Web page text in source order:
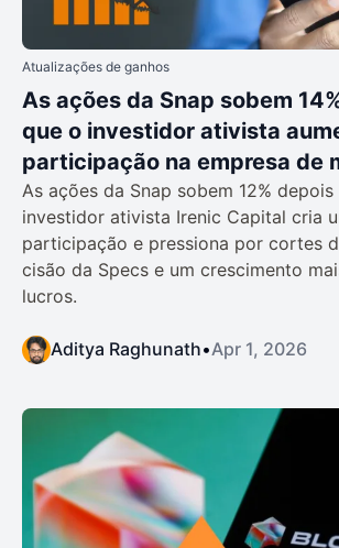
Atualizações de ganhos
As ações da Snap sobem
que o investidor ativista
participação na empresa de
As ações da Snap sobem 12% depois
investidor ativista Irenic Capital cria
participação e pressiona por cortes
cisão da Specs e um crescimento
lucros.
Aditya Raghunath•Apr 1, 2026